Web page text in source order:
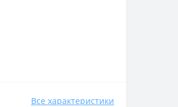
Все характеристики